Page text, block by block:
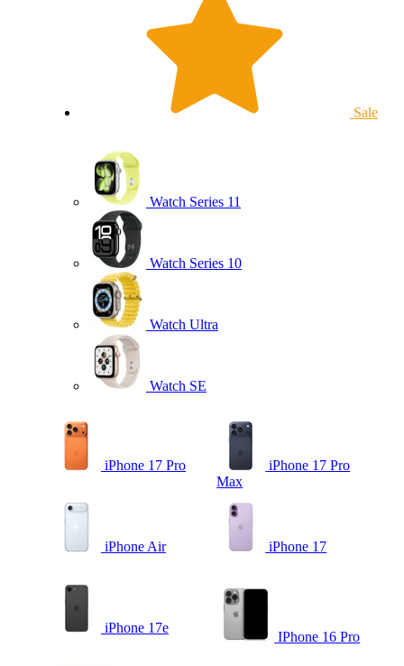
Sale
Watch Series 11
Watch Series 10
Watch Ultra
Watch SE
iPhone 17 Pro
iPhone 17 Pro
Max
iPhone Air iPhone 17
iPhone 17e
IPhone 16 Pro